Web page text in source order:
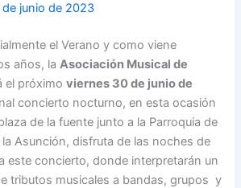
de junio de 2023
el Verano y como viene
años, laAsociación Musical de
el próximoviernes 30 de junio de
concierto nocturno, en esta ocasión
de la fuente junto a la Parroquia de
Asunción, disfruta de las noches de
este concierto, donde interpretarán un
tributos musicales a bandas, grupos y